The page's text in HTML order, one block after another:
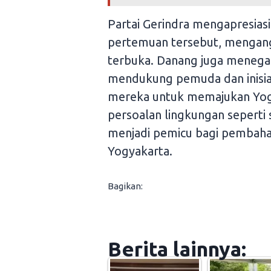
Partai Gerindra
pertemuan tersebut,
terbuka. Danang juga
mendukung pemuda dan
mereka untuk memajukan
persoalan lingkungan seperti
menjadi pemicu bagi
Yogyakarta.
Bagikan:
Berita lainnya: